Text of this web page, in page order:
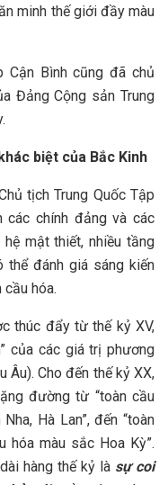
minh thế giới đầy màu
Cận Bình cũng đã chủ
Đảng Cộng sản Trung
biệt của Bắc Kinh
tịch Trung Quốc Tập
chính đảng và các
mật thiết, nhiều tầng
thể đánh giá sáng kiến
hóa.
thúc đẩy từ thế kỷ XV,
của các giá trị phương
Âu). Cho đến thế kỷ XX,
đường từ “toàn cầu
Hà Lan”, đến “toàn
hóa màu sắc Hoa Kỳ”.
hàng thế kỷ là sự coi